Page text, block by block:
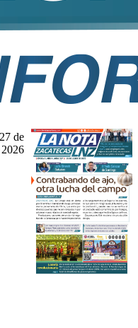
de